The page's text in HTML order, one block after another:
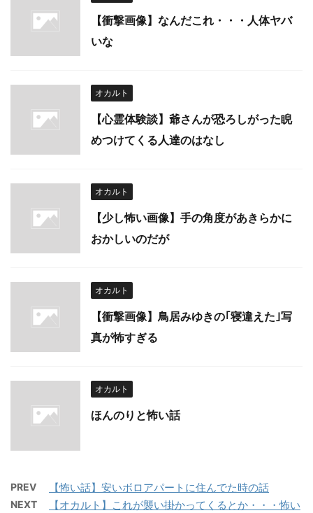
【衝撃画像】なんだこれ・・・人体ヤバ
いな
オカルト
【心霊体験談】爺さんが恐ろしがった睨
めつけてくる人達のはなし
オカルト
【少し怖い画像】手の角度があきらかに
おかしいのだが
オカルト
【衝撃画像】鳥居みゆきの｢寝違えた｣写
真が怖すぎる
オカルト
ほんのりと怖い話
PREV 【怖い話】安いボロアパートに住んでた時の話
NEXT
【オカルト】これが襲い掛かってくるとか・・・怖い